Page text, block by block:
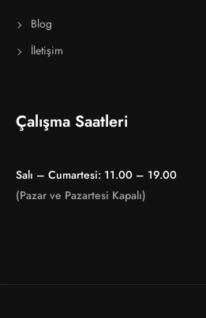
Blog
İletişim
Çalışma Saatleri
Salı – Cumartesi: 11.00 – 19.00
(Pazar ve Pazartesi Kapalı)